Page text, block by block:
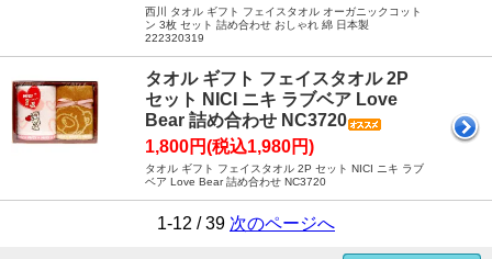
西川 タオル ギフト フェイスタオル オーガニックコット
ン 3枚 セット 詰め合わせ おしゃれ 綿 日本製
222320319
タオル ギフト フェイスタオル 2P
セット NICI ニキ ラブベア Love
Bear 詰め合わせ NC3720
1,800円(税込1,980円)
タオル ギフト フェイスタオル 2P セット NICI ニキ ラブ
ベア Love Bear 詰め合わせ NC3720
1-12 / 39 次のページへ